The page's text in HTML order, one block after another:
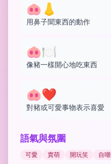
🐽👃
用鼻子聞東西的動作
🐽🍽️
像豬一樣開心地吃東西
🐽❤️
對豬或可愛事物表示喜愛
語氣與氛圍
可愛 賣萌 開玩笑 自嘲